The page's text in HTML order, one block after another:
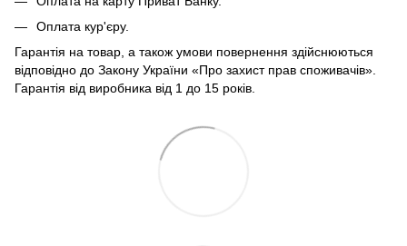
Оплата кур'єру.
Гарантія на товар, а також умови повернення здійснюються
відповідно до Закону України «Про захист прав споживачів».
Гарантія від виробника від 1 до 15 років.